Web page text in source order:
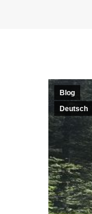
Blog
Deutsch